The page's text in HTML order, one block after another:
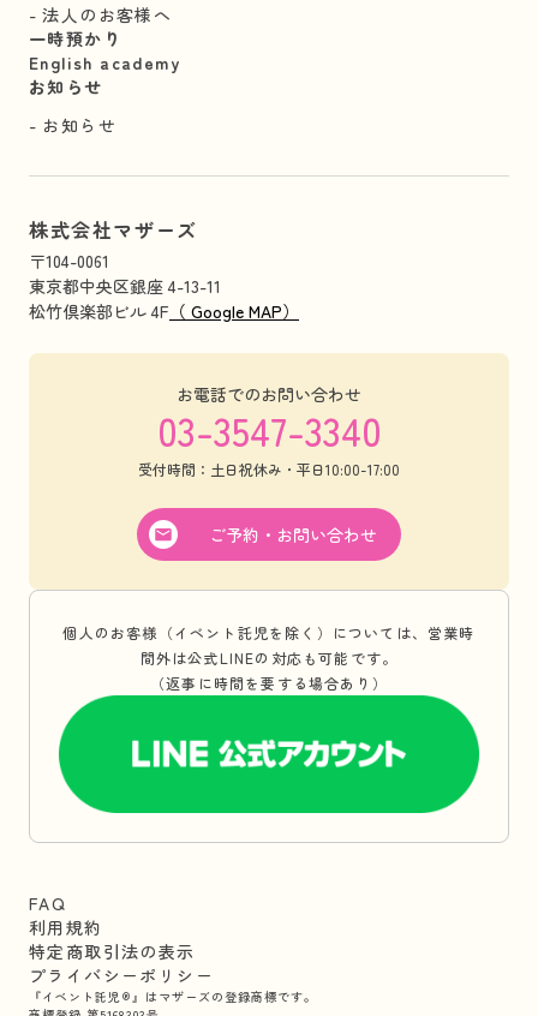
法人のお客様へ
一時預かり
English academy
お知らせ
お知らせ
株式会社マザーズ
〒104-0061
東京都中央区銀座 4-13-11
松竹倶楽部ビル 4F （ Google MAP）
お電話でのお問い合わせ
03-3547-3340
受付時間：土日祝休み・平日10:00-17:00
ご予約・お問い合わせ
個人のお客様（イベント託児を除く）については、営業時
間外は公式LINEの対応も可能です。
（返事に時間を要する場合あり）
FAQ
利用規約
特定商取引法の表示
プライバシーポリシー
『イベント託児®』はマザーズの登録商標です。